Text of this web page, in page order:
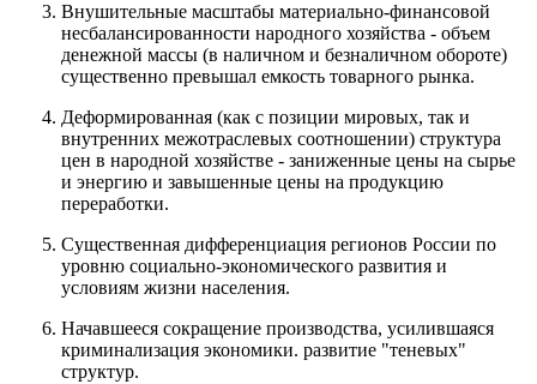
Внушительные масштабы материально-финансовой
несбалансированности народного хозяйства - объем
денежной массы (в наличном и безналичном обороте)
существенно превышал емкость товарного рынка.
Деформированная (как с позиции мировых, так и
внутренних межотраслевых соотношении) структура
цен в народной хозяйстве - заниженные цены на сырье
и энергию и завышенные цены на продукцию
переработки.
Существенная дифференциация регионов России по
уровню социально-экономического развития и
условиям жизни населения.
Начавшееся сокращение производства, усилившаяся
криминализация экономики. развитие "теневых"
структур.